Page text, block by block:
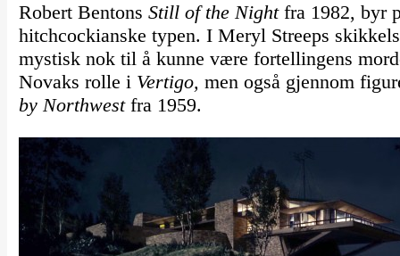
Robert Bentons Still of the Nightfra 1982, byr
hitchcockianske typen. I Meryl Streeps
mystisk nok til å kunne være fortellingens
Novaks rolle i Vertigo, men også gjennom
by Northwestfra 1959.